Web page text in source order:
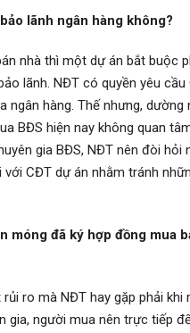
lãnh ngân hàng không?
nhà thì một dự án bắt buộc
lãnh. NĐT có quyền yêu cầu
ngân hàng. Thế nhưng, dường
BĐS hiện nay không quan
gia BĐS, NĐT nên đòi hỏi
với CĐT dự án nhằm tránh
móng đã ký hợp đồng mua
ro mà NĐT hay gặp phải khi
gia, người mua nên trực tiếp